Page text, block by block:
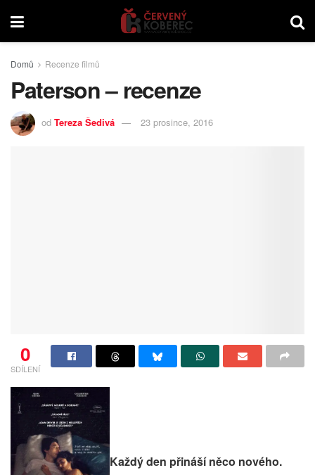
Domů Recenze filmů
Paterson – recenze
od Tereza Šedivá 23 prosince, 2016
0
SDÍLENÍ
Každý den přináší něco nového.